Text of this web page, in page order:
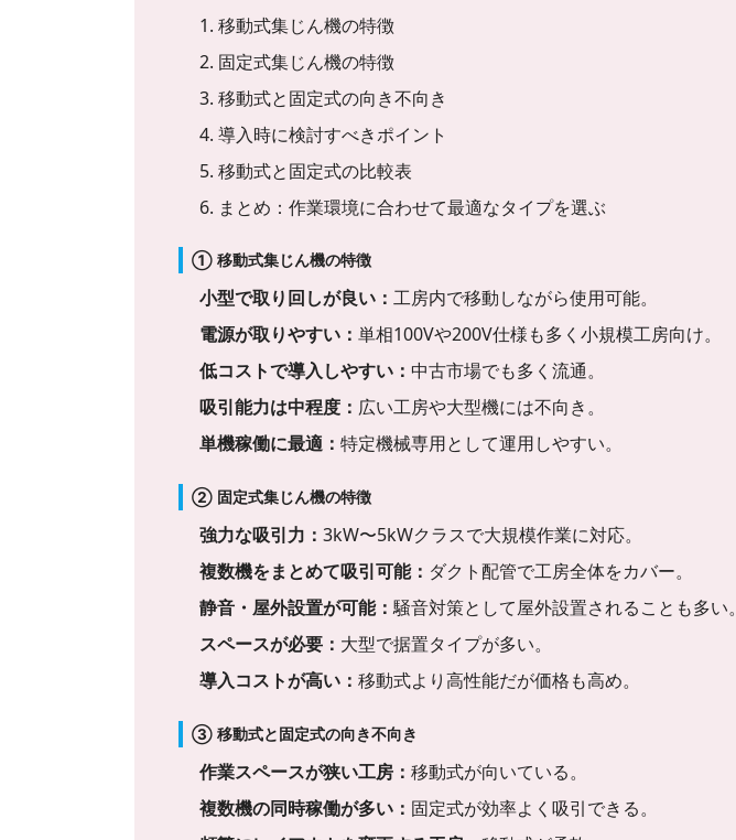
1. 移動式集じん機の特徴
2. 固定式集じん機の特徴
3. 移動式と固定式の向き不向き
4. 導入時に検討すべきポイント
5. 移動式と固定式の比較表
6. まとめ：作業環境に合わせて最適なタイプを選ぶ
① 移動式集じん機の特徴
小型で取り回しが良い：工房内で移動しながら使用可能。
電源が取りやすい：単相100Vや200V仕様も多く小規模工房向け。
低コストで導入しやすい：中古市場でも多く流通。
吸引能力は中程度： 広い工房や大型機には不向き。
単機稼働に最適：特定機械専用として運用しやすい。
② 固定式集じん機の特徴
強力な吸引力：3kW〜5kWクラスで大規模作業に対応。
複数機をまとめて吸引可能： ダクト配管で工房全体をカバー。
静音・屋外設置が可能：騒音対策として屋外設置されることも多い。
スペースが必要： 大型で据置タイプが多い。
導入コストが高い：移動式より高性能だが価格も高め。
③ 移動式と固定式の向き不向き
作業スペースが狭い工房：移動式が向いている。
複数機の同時稼働が多い： 固定式が効率よく吸引できる。